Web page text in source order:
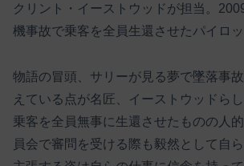
クリント・イーストウッドが担当。
機事故で乗客を全員生還させたパイロッ
物語の冒頭、サリーが見る夢で墜落事
えている点が名匠、イーストウッドらし
乗客を全員無事に生還させたものの人
員会で審問を受ける際も毅然として自